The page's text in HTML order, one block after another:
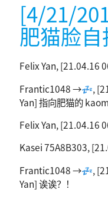
[4/21/
肥猫脸
Felix Yan, [21.04.16
Frantic1048 →💤,
Yan] 指向肥猫的
Felix Yan, [21.04.16
Kasei 75A8B303,
Frantic1048 →💤,
Yan] 诶诶？！